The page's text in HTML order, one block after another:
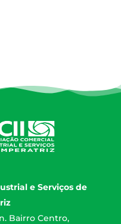
e Serviços de
Bairro Centro,